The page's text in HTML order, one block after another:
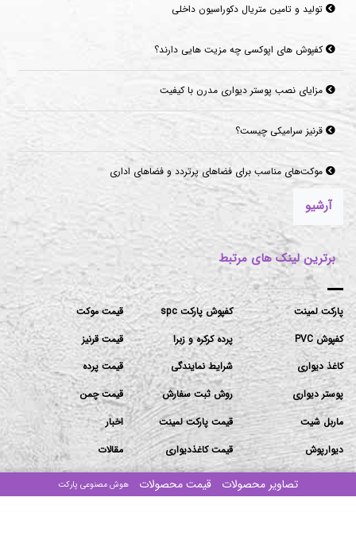
تولید و تامین متریال دکوراسیون داخلی
کفپوش های اپوکسی چه مزیت هایی دارند؟
مزایای نصب پوستر دیواری مدرن با کیفیت
قرنیز سرامیکی چیست؟
موکت‌های مناسب برای فضاهای پرتردد و فضاهای اداری
آرشیو
برترین لینک های مرتبط
پارکت لمینت
کفپوش PVC
کاغذ دیواری
پوستر دیواری
ماربل شیت
دیوارپوش
ترمووال
کفپوش پارکت spc
پرده کرکره و زبرا
شرایط نمایندگی
روش ثبت سفارش
قیمت پارکت لمینت
قیمت کاغذدیواری
قیمت دیوارپوش
قیمت موکت
قیمت قرنیز
قیمت پرده
قیمت چمن
اخبار
مقالات
تصاویر محصولات قیمت محصولات هوش مصنوعی پارکت